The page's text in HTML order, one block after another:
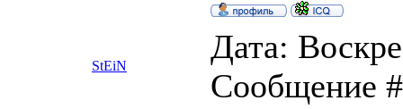
StEiN
Дата:
Сообщение